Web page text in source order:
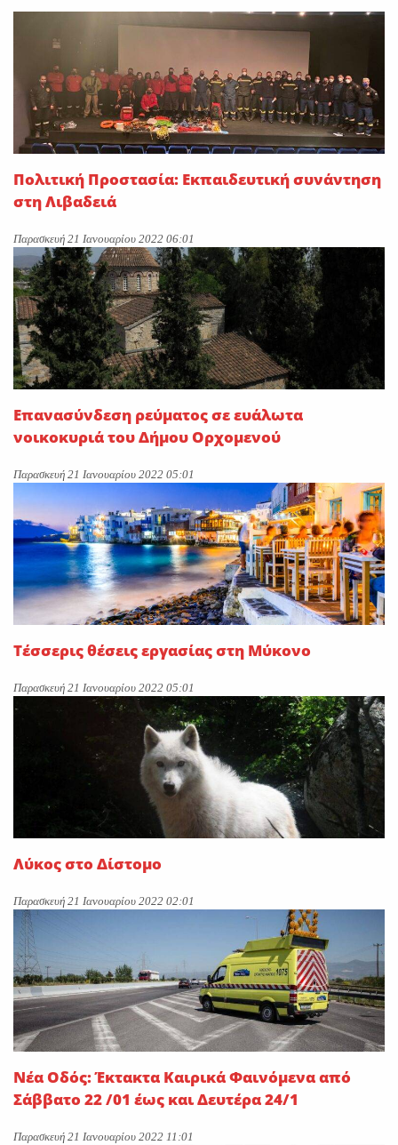
On28 Ιουλίου 2026
Κατά πλειοψηφία εγκρίθηκε
το νομοσχέδιο για την
επέκταση των αρμοδιοτήτων
ΕΥΔΑΠ και ΕΥΑΘ-Σπανός:
«Υδρολογικό νοικοκύρεμα με
Πολιτική Προστασία: Εκπαιδευτική συνάντηση
στη Λιβαδειά
Παρασκευή 21 Ιανουαρίου 2022 06:01
Επανασύνδεση ρεύματος σε ευάλωτα
νοικοκυριά του Δήμου Ορχομενού
Παρασκευή 21 Ιανουαρίου 2022 05:01
Τέσσερις θέσεις εργασίας στη Μύκονο
Παρασκευή 21 Ιανουαρίου 2022 05:01
Λύκος στο Δίστομο
Παρασκευή 21 Ιανουαρίου 2022 02:01
Νέα Οδός: Έκτακτα Καιρικά Φαινόμενα από
Σάββατο 22 /01 έως και Δευτέρα 24/1
Παρασκευή 21 Ιανουαρίου 2022 11:01